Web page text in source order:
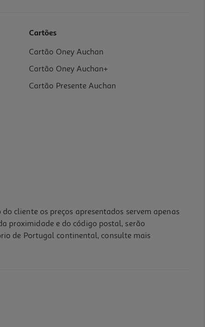
Cartões
Cartão Oney Auchan
Cartão Oney Auchan+
Cartão Presente Auchan
cliente os preços apresentados servem apenas
proximidade e do código postal, serão
de Portugal continental, consulte mais